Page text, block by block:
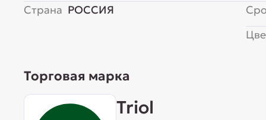
Страна РОССИЯ
Торговая марка
Triol